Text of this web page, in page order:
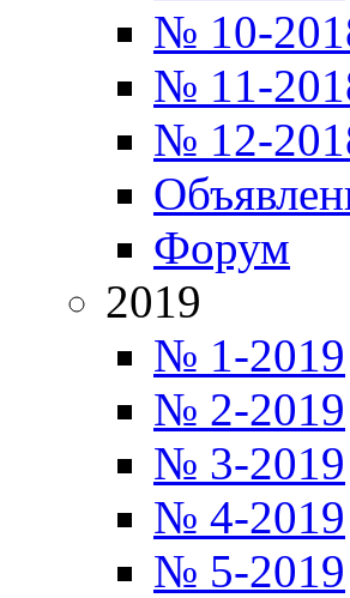
№ 10-
№ 11-
№ 12-
Форум
2019
№ 1-2019
№ 2-2019
№ 3-2019
№ 4-2019
№ 5-2019